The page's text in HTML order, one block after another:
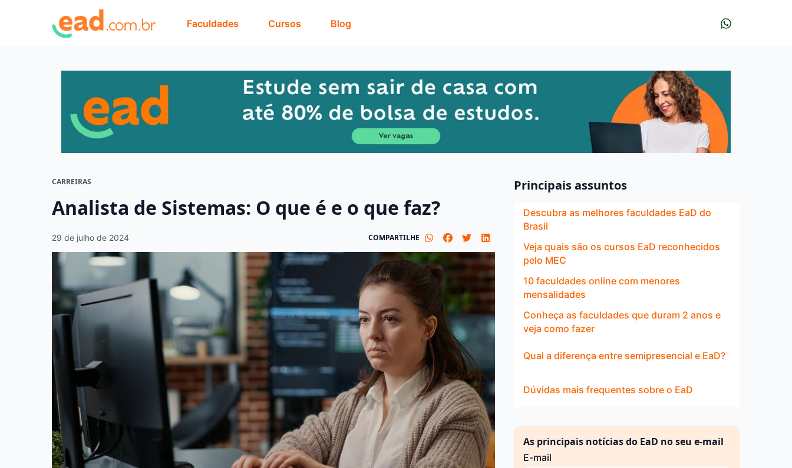
Faculdades Cursos Blog
CARREIRAS
Analista de Sistemas: O que é e o que faz?
29 de julho de 2024 COMPARTILHE
Principais assuntos
Descubra as melhores faculdades EaD do
Brasil
Veja quais são os cursos EaD reconhecidos
pelo MEC
10 faculdades online com menores
mensalidades
Conheça as faculdades que duram 2 anos e
veja como fazer
Qual a diferença entre semipresencial e EaD?
Dúvidas mais frequentes sobre o EaD
As principais notícias do EaD no seu e-mail
E-mail